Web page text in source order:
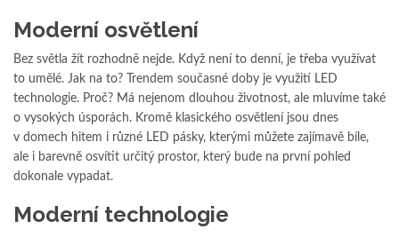
Moderní osvětlení
Bez světla žít rozhodně nejde. Když není to denní, je třeba využívat
to umělé. Jak na to? Trendem současné doby je využití LED
technologie. Proč? Má nejenom dlouhou životnost, ale mluvíme také
o vysokých úsporách. Kromě klasického osvětlení jsou dnes
v domech hitem i různé LED pásky, kterými můžete zajímavě bíle,
ale i barevně osvítit určitý prostor, který bude na první pohled
dokonale vypadat.
Moderní technologie